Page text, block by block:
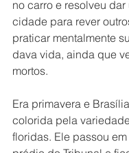
no carro e resolveu
cidade para rever
praticar mentalmente
dava vida, ainda que
mortos.
Era primavera e
colorida pela
floridas. Ele passou